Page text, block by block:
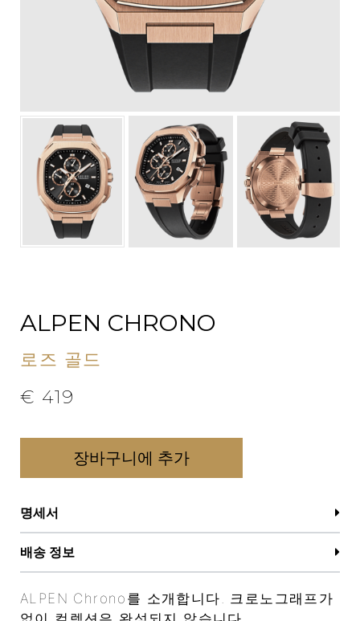
ALPEN CHRONO
로즈 골드
€ 419
장바구니에 추가
명세서
배송 정보
ALPEN Chrono를 소개합니다. 크로노그래프가